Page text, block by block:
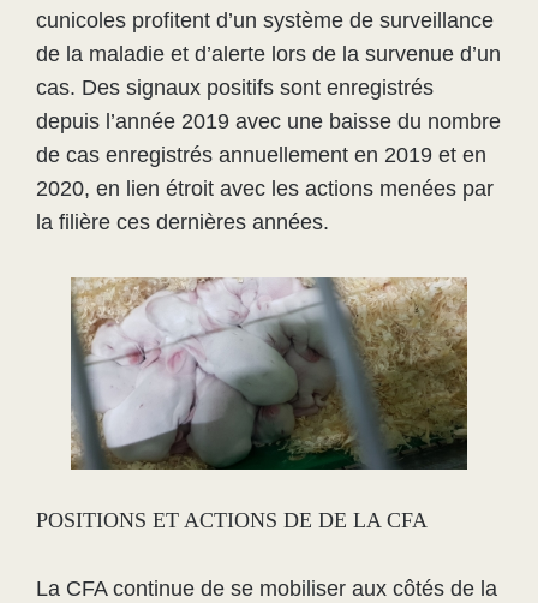
cunicoles profitent d’un système de surveillance
de la maladie et d’alerte lors de la survenue d’un
cas. Des signaux positifs sont enregistrés
depuis l’année 2019 avec une baisse du nombre
de cas enregistrés annuellement en 2019 et en
2020, en lien étroit avec les actions menées par
la filière ces dernières années.
POSITIONS ET ACTIONS DE DE LA CFA
La CFA continue de se mobiliser aux côtés de la